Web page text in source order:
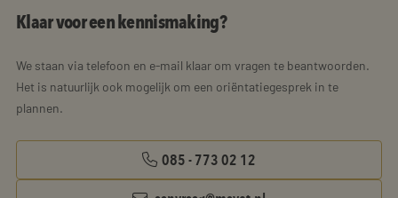
Klaar voor een kennismaking?
We staan via telefoon en e-mail klaar om vragen te beantwoorden.
Het is natuurlijk ook mogelijk om een oriëntatiegesprek in te
plannen.
085 - 773 02 12